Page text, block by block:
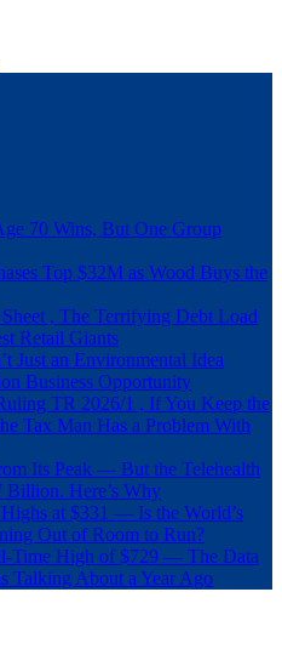
70 Wins, But One Group
Top $32M as Wood Buys the
, The Terrifying Debt Load
Retail Giants
Just an Environmental Idea
Business Opportunity
TR 2026/1 , If You Keep the
Tax Man Has a Problem With
Its Peak — But the Telehealth
Billion. Here’s Why
at $331 — Is the World’s
Out of Room to Run?
Time High of $729 — The Data
Talking About a Year Ago